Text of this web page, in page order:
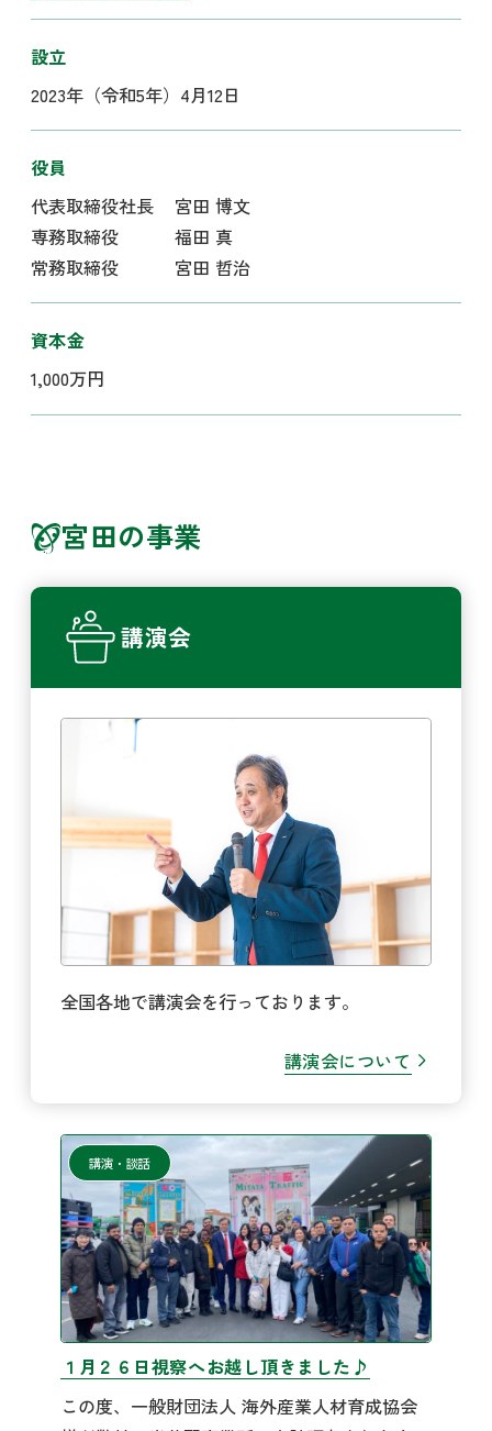
設立
2023年（令和5年）4月12日
役員
代表取締役社長
宮田 博文
専務取締役
福田 真
常務取締役
宮田 哲治
資本金
1,000万円
宮田の事業
講演会
全国各地で講演会を行っております。
講演会について
講演・談話
１月２６日視察へお越し頂きました♪
この度、一般財団法人 海外産業人材育成協会